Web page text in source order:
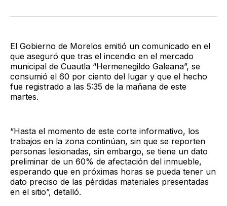
TwitterFacebook
LinkedIn
Email
El Gobierno de Morelos emitió un comunicado en el
que aseguró que tras el incendio en el mercado
municipal de Cuautla “Hermenegildo Galeana”, se
consumió el 60 por ciento del lugar y que el hecho
fue registrado a las 5:35 de la mañana de este
martes.
“Hasta el momento de este corte informativo, los
trabajos en la zona continúan, sin que se reporten
personas lesionadas, sin embargo, se tiene un dato
preliminar de un 60% de afectación del inmueble,
esperando que en próximas horas se pueda tener un
dato preciso de las pérdidas materiales presentadas
en el sitio”, detalló.